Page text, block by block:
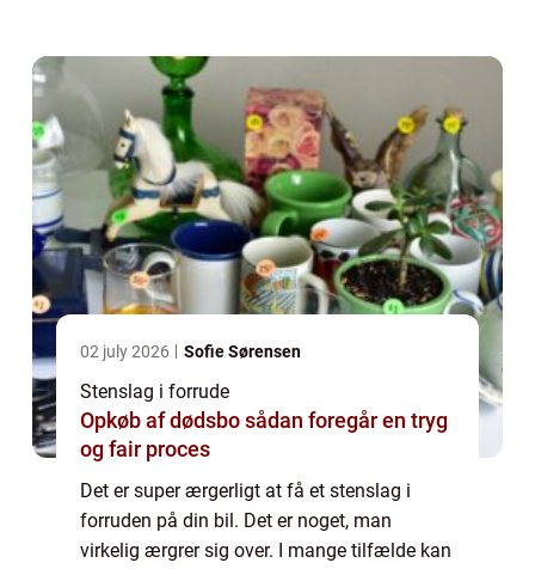
02 july 2026 Sofie Sørensen
Stenslag i forrude
Opkøb af dødsbo sådan foregår en tryg
og fair proces
Det er super ærgerligt at få et stenslag i
forruden på din bil. Det er noget, man
virkelig ærgrer sig over. I mange tilfælde kan